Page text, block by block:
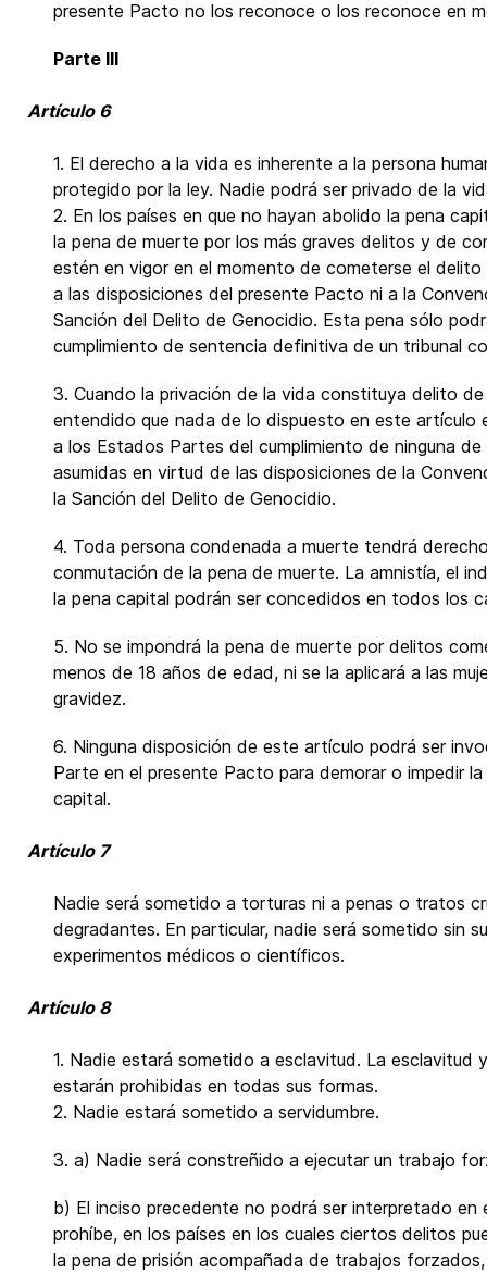
presente Pacto no los reconoce o los reconoce en
Parte III
Artículo 6
1. El derecho a la vida es inherente a la persona
protegido por la ley. Nadie podrá ser privado de la
2. En los países en que no hayan abolido la pena
la pena de muerte por los más graves delitos y de
estén en vigor en el momento de cometerse el
a las disposiciones del presente Pacto ni a la
Sanción del Delito de Genocidio. Esta pena sólo
cumplimiento de sentencia definitiva de un tribunal
3. Cuando la privación de la vida constituya delito
entendido que nada de lo dispuesto en este artículo
a los Estados Partes del cumplimiento de ninguna de
asumidas en virtud de las disposiciones de la
la Sanción del Delito de Genocidio.
4. Toda persona condenada a muerte tendrá
conmutación de la pena de muerte. La amnistía, el
la pena capital podrán ser concedidos en todos los
5. No se impondrá la pena de muerte por delitos
menos de 18 años de edad, ni se la aplicará a las
gravidez.
6. Ninguna disposición de este artículo podrá ser
Parte en el presente Pacto para demorar o impedir
capital.
Artículo 7
Nadie será sometido a torturas ni a penas o tratos
degradantes. En particular, nadie será sometido sin
experimentos médicos o científicos.
Artículo 8
1. Nadie estará sometido a esclavitud. La esclavitud
estarán prohibidas en todas sus formas.
2. Nadie estará sometido a servidumbre.
3. a) Nadie será constreñido a ejecutar un trabajo
b) El inciso precedente no podrá ser interpretado en
prohíbe, en los países en los cuales ciertos delitos
la pena de prisión acompañada de trabajos